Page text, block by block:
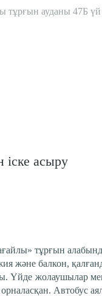
тұрғын ауданы 47Б үй
іске асыру
тұрғын
және балкон,
Үйде жолаушылар
Автобус